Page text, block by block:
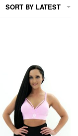
SORT BY LATEST